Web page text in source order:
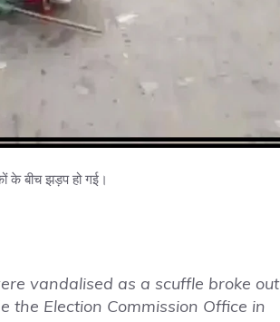
के बीच झड़प हो गई।
vandalised as a scuffle broke out
the Election Commission Office in